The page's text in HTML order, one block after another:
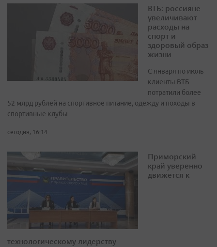
ВТБ: россияне
увеличивают
расходы на
спорт и
здоровый образ
жизни
С января по июль
клиенты ВТБ
потратили более
52 млрд рублей на спортивное питание, одежду и походы в
спортивные клубы
сегодня, 16:14
Приморский
край уверенно
движется к
технологическому лидерству